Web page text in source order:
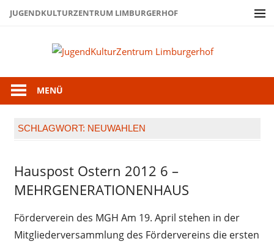
ZumJUGENDKULTURZENTRUM LIMBURGERHOF
MENÜ
SCHLAGWORT: NEUWAHLEN
Hauspost
Ostern-
2012
Hauspost Ostern 2012 6 –
MEHRGENERATIONENHAUS
Förderverein des MGH Am 19. April stehen in der
Mitgliederversammlung des Fördervereins die ersten